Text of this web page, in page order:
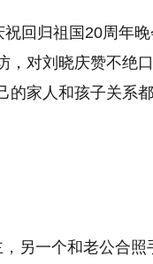
回归祖国20周年
对刘晓庆赞不绝
的家人和孩子关系